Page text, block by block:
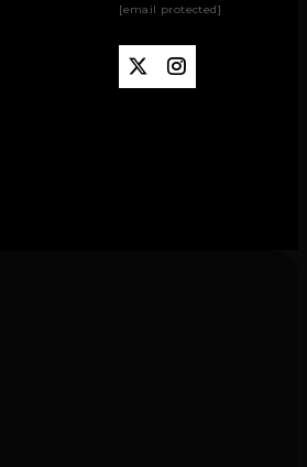
[email protected]